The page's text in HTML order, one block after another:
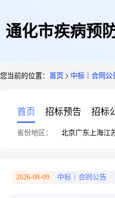
通化市疾病预
您当前的位置： 首页 中标｜合同公
首页 招标预告 招标
省份地区： 北京广东 上海江
2026-08-09 中标｜合同公告